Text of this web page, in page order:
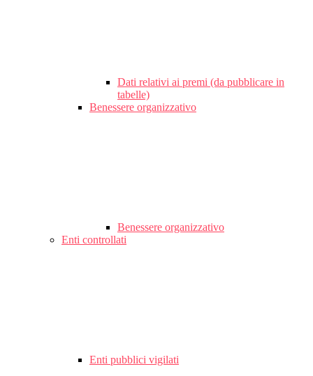
Dati relativi ai premi (da pubblicare in
tabelle)
Benessere organizzativo
Benessere organizzativo
Enti controllati
Enti pubblici vigilati